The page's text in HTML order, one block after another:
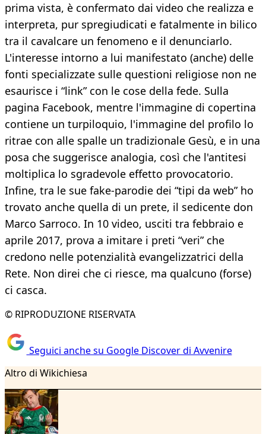
prima vista, è confermato dai video che realizza e
interpreta, pur spregiudicati e fatalmente in bilico
tra il cavalcare un fenomeno e il denunciarlo.
L'interesse intorno a lui manifestato (anche) delle
fonti specializzate sulle questioni religiose non ne
esaurisce i “link” con le cose della fede. Sulla
pagina Facebook, mentre l'immagine di copertina
contiene un turpiloquio, l'immagine del profilo lo
ritrae con alle spalle un tradizionale Gesù, e in una
posa che suggerisce analogia, così che l'antitesi
moltiplica lo sgradevole effetto provocatorio.
Infine, tra le sue fake-parodie dei “tipi da web” ho
trovato anche quella di un prete, il sedicente don
Marco Sarroco. In 10 video, usciti tra febbraio e
aprile 2017, prova a imitare i preti “veri” che
credono nelle potenzialità evangelizzatrici della
Rete. Non direi che ci riesce, ma qualcuno (forse)
ci casca.
© RIPRODUZIONE RISERVATA
Seguici anche su Google Discover di Avvenire
Altro di Wikichiesa